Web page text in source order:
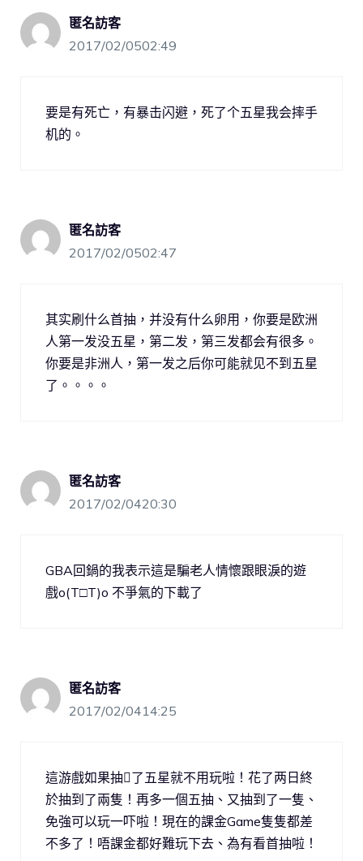
匿名訪客
2017/02/0502:49
要是有死亡，有暴击闪避，死了个五星我会摔手
机的。
匿名訪客
2017/02/0502:47
其实刷什么首抽，并没有什么卵用，你要是欧洲
人第一发没五星，第二发，第三发都会有很多。
你要是非洲人，第一发之后你可能就见不到五星
了。。。。
匿名訪客
2017/02/0420:30
GBA回鍋的我表示這是騙老人情懷跟眼淚的遊
戲o(T□T)o 不爭氣的下載了
匿名訪客
2017/02/0414:25
這游戲如果抽了五星就不用玩啦！花了两日終
於抽到了兩隻！再多一個五抽、又抽到了一隻、
免強可以玩一吓啦！現在的課金Game隻隻都差
不多了！唔課金都好難玩下去、為有看首抽啦！